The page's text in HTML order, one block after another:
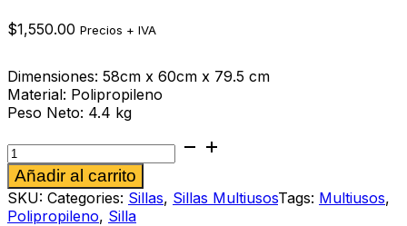
$1,550.00 Precios + IVA
Dimensiones: 58cm x 60cm x 79.5 cm
Material: Polipropileno
Peso Neto: 4.4 kg
Silla
multiusos
Tavito
roja
cantidad
Añadir al carrito
SKU: Categories: Sillas, Sillas MultiusosTags: Multiusos,
Polipropileno, Silla